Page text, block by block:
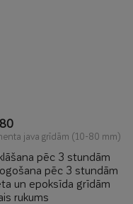
java grīdām (10-80 mm)
pēc 3 stundām
pēc 3 stundām
un epoksīda grīdām
rukums